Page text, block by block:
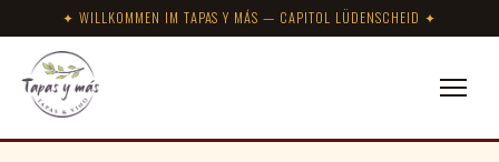
✦ WILLKOMMEN IM TAPAS Y MÁS — CAPITOL LÜDENSCHEID ✦